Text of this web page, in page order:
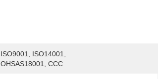
ISO9001, ISO14001,
OHSAS18001, CCC